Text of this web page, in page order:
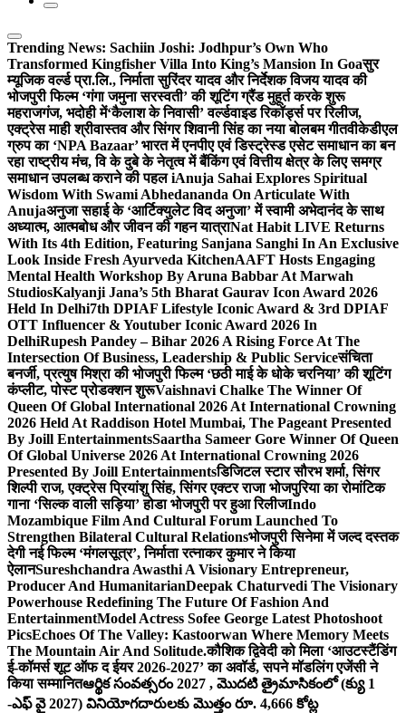
Trending News: Sachiin Joshi: Jodhpur’s Own Who
Transformed Kingfisher Villa Into King’s Mansion In Goaसुर
म्यूजिक वर्ल्ड प्रा.लि., निर्माता सुरिंदर यादव और निर्देशक विजय यादव की
भोजपुरी फिल्म ‘गंगा जमुना सरस्वती’ की शूटिंग ग्रैंड मुहूर्त करके शुरू
महराजगंज, भदोही में‘कैलाश के निवासी’ वर्ल्डवाइड रिकॉर्ड्स पर रिलीज,
एक्ट्रेस माही श्रीवास्तव और सिंगर शिवानी सिंह का नया बोलबम गीतवीकेडीएल
ग्रुप का ‘NPA Bazaar’ भारत में एनपीए एवं डिस्ट्रेस्ड एसेट समाधान का बन
रहा राष्ट्रीय मंच, वि के दुबे के नेतृत्व में बैंकिंग एवं वित्तीय क्षेत्र के लिए समग्र
समाधान उपलब्ध कराने की पहल iAnuja Sahai Explores Spiritual
Wisdom With Swami Abhedananda On Articulate With
Anujaअनुजा सहाई के ‘आर्टिक्युलेट विद अनुजा’ में स्वामी अभेदानंद के साथ
अध्यात्म, आत्मबोध और जीवन की गहन यात्राNat Habit LIVE Returns
With Its 4th Edition, Featuring Sanjana Sanghi In An Exclusive
Look Inside Fresh Ayurveda KitchenAAFT Hosts Engaging
Mental Health Workshop By Aruna Babbar At Marwah
StudiosKalyanji Jana’s 5th Bharat Gaurav Icon Award 2026
Held In Delhi7th DPIAF Lifestyle Iconic Award & 3rd DPIAF
OTT Influencer & Youtuber Iconic Award 2026 In
DelhiRupesh Pandey – Bihar 2026 A Rising Force At The
Intersection Of Business, Leadership & Public Serviceसंचिता
बनर्जी, प्रत्युष मिश्रा की भोजपुरी फिल्म ‘छठी माई के धोके चरनिया’ की शूटिंग
कंप्लीट, पोस्ट प्रोडक्शन शुरूVaishnavi Chalke The Winner Of
Queen Of Global International 2026 At International Crowning
2026 Held At Raddison Hotel Mumbai, The Pageant Presented
By Joill EntertainmentsSaartha Sameer Gore Winner Of Queen
Of Global Universe 2026 At International Crowning 2026
Presented By Joill Entertainmentsडिजिटल स्टार सौरभ शर्मा, सिंगर
शिल्पी राज, एक्ट्रेस प्रियांशु सिंह, सिंगर एक्टर राजा भोजपुरिया का रोमांटिक
गाना ‘सिल्क वाली सड़िया’ होडा भोजपुरी पर हुआ रिलीजIndo
Mozambique Film And Cultural Forum Launched To
Strengthen Bilateral Cultural Relationsभोजपुरी सिनेमा में जल्द दस्तक
देगी नई फिल्म ‘मंगलसूत्र’, निर्माता रत्नाकर कुमार ने किया
ऐलानSureshchandra Awasthi A Visionary Entrepreneur,
Producer And HumanitarianDeepak Chaturvedi The Visionary
Powerhouse Redefining The Future Of Fashion And
EntertainmentModel Actress Sofee George Latest Photoshoot
PicsEchoes Of The Valley: Kastoorwan Where Memory Meets
The Mountain Air And Solitude.कौशिक द्विवेदी को मिला ‘आउटस्टैंडिंग
ई-कॉमर्स शूट ऑफ द ईयर 2026-2027’ का अवॉर्ड, सपने मॉडलिंग एजेंसी ने
किया सम्मानितఆర్థిక సంవత్సరం 2027 , మొదటి త్రైమాసికంలో (క్యు 1
-ఎఫ్ వై 2027) వినియోగదారులకు మొత్తం రూ. 4,666 కోట్ల